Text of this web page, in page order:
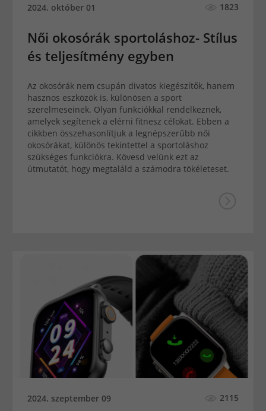
2024. október 01 1823
Női okosórák sportoláshoz- Stílus
és teljesítmény egyben
Az okosórák nem csupán divatos kiegészítők, hanem
hasznos eszközök is, különösen a sport
szerelmeseinek. Olyan funkciókkal rendelkeznek,
amelyek segítenek a elérni fitnesz célokat. Ebben a
cikkben összehasonlítjuk a legnépszerűbb női
okosórákat, különös tekintettel a sportoláshoz
szükséges funkciókra. Kövesd velünk ezt az
útmutatót, hogy megtaláld a számodra tökéleteset.
2024. szeptember 09 2115